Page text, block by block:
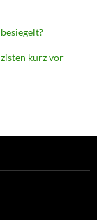
kurz vor